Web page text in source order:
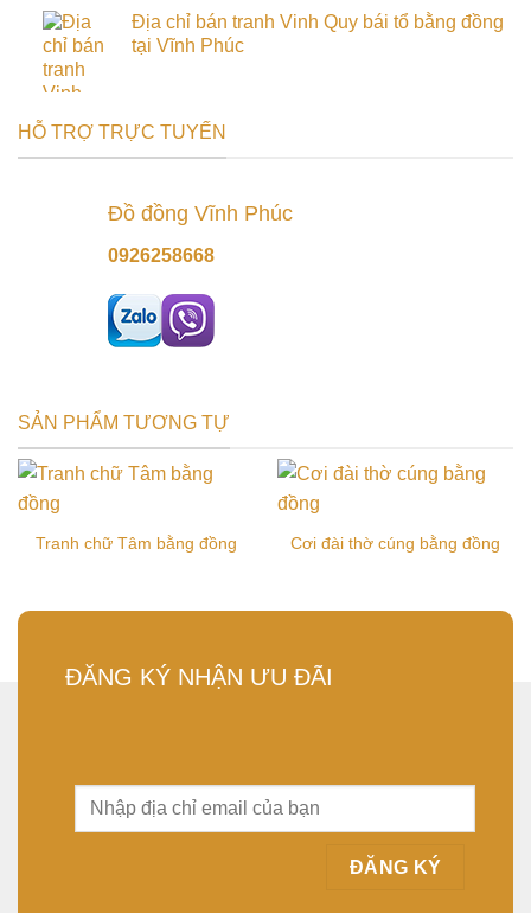
Địa chỉ bán tranh Vinh Quy bái tổ bằng đồng
tại Vĩnh Phúc
HỖ TRỢ TRỰC TUYẾN
Đồ đồng Vĩnh Phúc
0926258668
SẢN PHẨM TƯƠNG TỰ
Tranh chữ Tâm bằng đồng Cơi đài thờ cúng bằng đồng
ĐĂNG KÝ NHẬN ƯU ĐÃI